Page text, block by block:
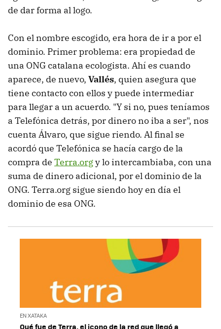
de dar forma al logo.
Con el nombre escogido, era hora de ir a por el
dominio. Primer problema: era propiedad de
una ONG catalana ecologista. Ahí es cuando
aparece, de nuevo, Vallés, quien asegura que
tiene contacto con ellos y puede intermediar
para llegar a un acuerdo. "Y si no, pues teníamos
a Telefónica detrás, por dinero no iba a ser", nos
cuenta Álvaro, que sigue riendo. Al final se
acordó que Telefónica se hacía cargo de la
compra de Terra.orgy lo intercambiaba, con una
suma de dinero adicional, por el dominio de la
ONG. Terra.org sigue siendo hoy en día el
dominio de esa ONG.
EN XATAKA
Qué fue de Terra, el icono de la red que llegó a